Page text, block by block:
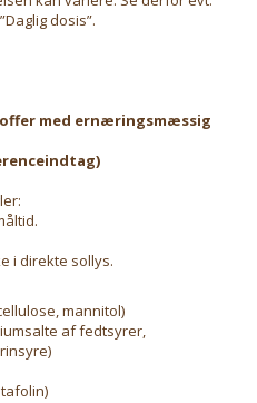
dosis”.
med ernæringsmæssig
i direkte sollys.
mannitol)
af fedtsyrer,